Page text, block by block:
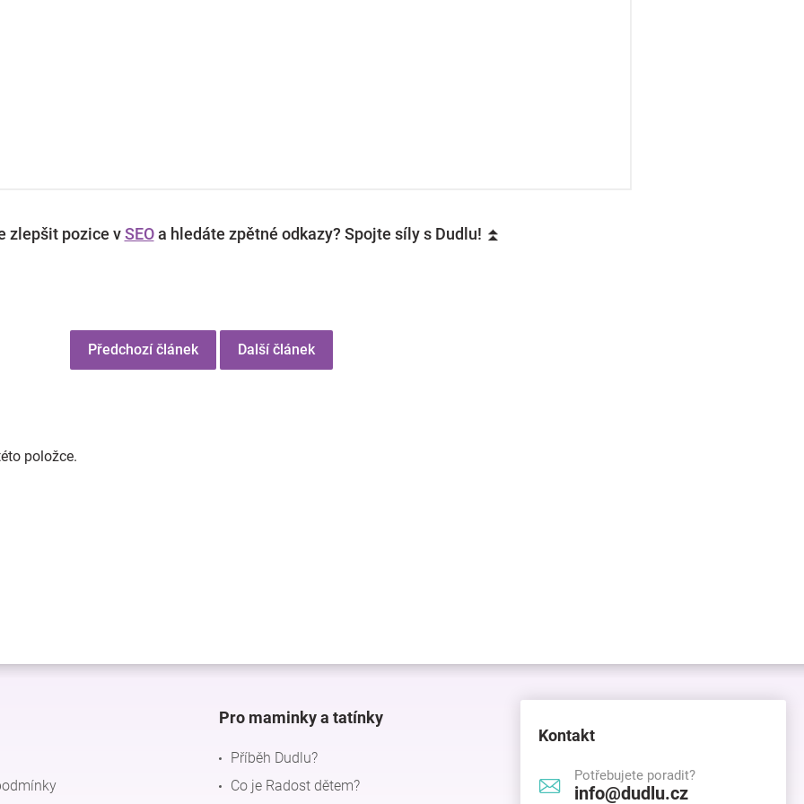
zlepšit pozice vSEOa hledáte zpětné odkazy? Spojte síly s Dudlu! ⏫
Předchozí článek Další článek
položce.
Pro maminky a tatínky
Příběh Dudlu?
Co je Radost dětem?
Kontakt
Potřebujete poradit?
info@dudlu.cz